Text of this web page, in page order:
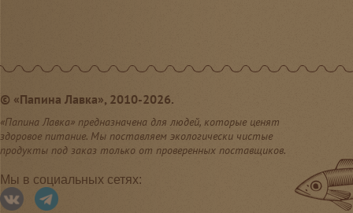
© «Папина Лавка», 2010-2026.
«Папина Лавка» предназначена для людей, которые ценят
здоровое питание. Мы поставляем экологически чистые
продукты под заказ только от проверенных поставщиков.
Мы в социальных сетях: